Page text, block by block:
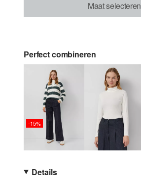
Maat selecteren
Perfect combineren
-15%
Details